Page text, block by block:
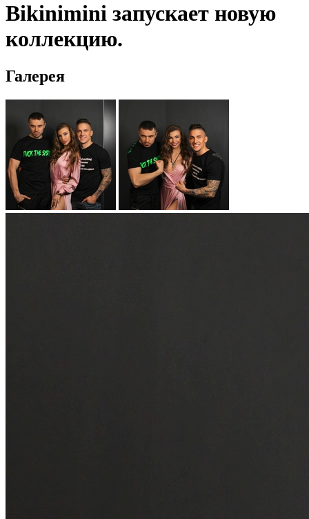
Bikinimini запускает новую
коллекцию.
Галерея